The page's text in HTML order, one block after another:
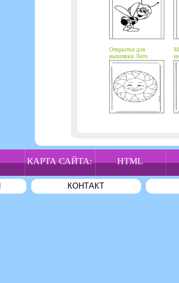
Открытка для
вышивки Лето
КАРТА САЙТА: HTML
КОНТАКТ